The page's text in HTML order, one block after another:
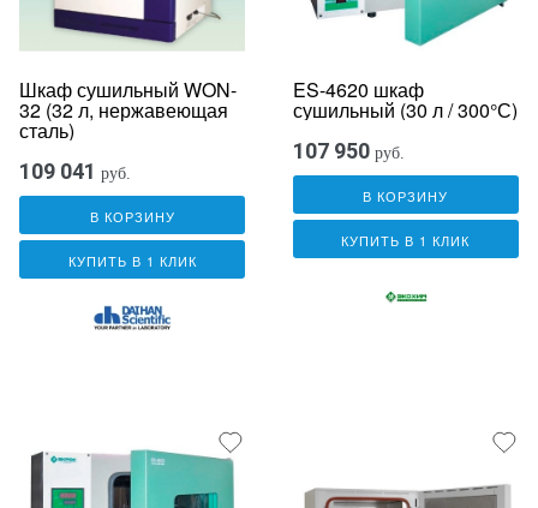
Шкаф сушильный WON-
32 (32 л, нержавеющая
сталь)
109 041 руб.
В КОРЗИНУ
КУПИТЬ В 1 КЛИК
ES-4620 шкаф
сушильный (30 л / 300°С)
107 950 руб.
В КОРЗИНУ
КУПИТЬ В 1 КЛИК